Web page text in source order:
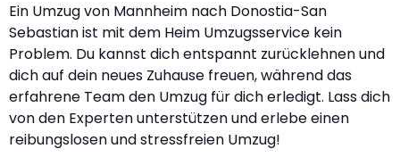
Ein Umzug von Mannheim nach Donostia-San
Sebastian ist mit dem Heim Umzugsservice kein
Problem. Du kannst dich entspannt zurücklehnen und
dich auf dein neues Zuhause freuen, während das
erfahrene Team den Umzug für dich erledigt. Lass dich
von den Experten unterstützen und erlebe einen
reibungslosen und stressfreien Umzug!